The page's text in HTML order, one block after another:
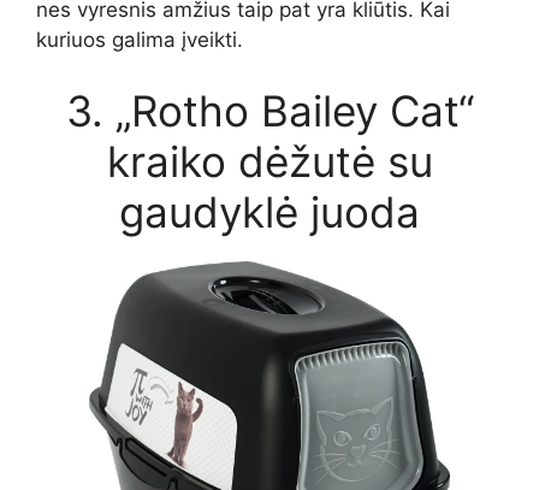
nes vyresnis amžius taip pat yra kliūtis. Kai
kuriuos galima įveikti.
3. „Rotho Bailey Cat“
kraiko dėžutė su
gaudyklė juoda